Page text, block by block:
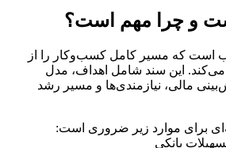
و چرا مهم است؟
است که مسیر کامل کسب‌وکار را از
می‌کند. این سند شامل اهداف، مدل
مالی، نیازمندی‌ها و مسیر رشد
برای موارد زیر ضروری است:
بانکی